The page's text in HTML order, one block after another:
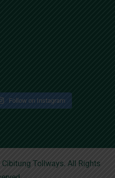
Follow on Instagram
Tollways. All Rights